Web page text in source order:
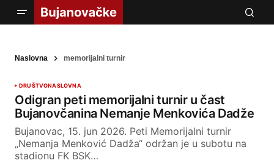
Naslovna memorijalni turnir
DRUŠTVONASLOVNA
Odigran peti memorijalni turnir u čast
Bujanovčanina Nemanje Menkovića Dadže
Bujanovac, 15. jun 2026. Peti Memorijalni turnir
„Nemanja Menković Dadža“ održan je u subotu na
stadionu FK BSK…